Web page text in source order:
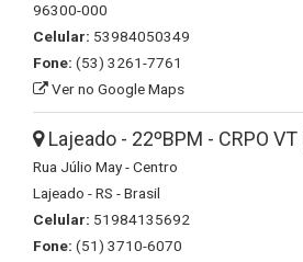
96300-000
Celular: 53984050349
Fone: (53) 3261-7761
Ver no Google Maps
Lajeado - 22ºBPM - CRPO
Rua Júlio May - Centro
Lajeado - RS - Brasil
Celular: 51984135692
Fone: (51) 3710-6070